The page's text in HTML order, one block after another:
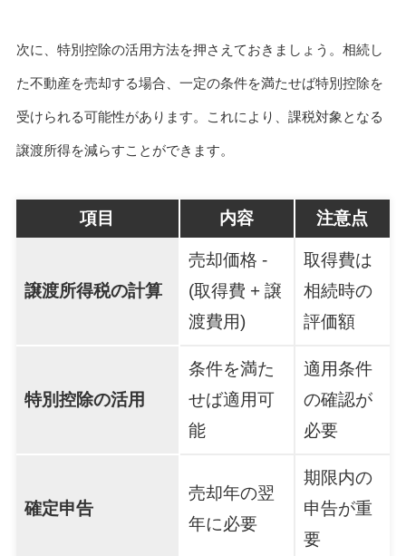
次に、特別控除の活用方法を押さえておきましょう。相続し
た不動産を売却する場合、一定の条件を満たせば特別控除を
受けられる可能性があります。これにより、課税対象となる
譲渡所得を減らすことができます。
項目 内容 注意点
譲渡所得税の計算
売却価格 -
(取得費 + 譲
渡費用)
取得費は
相続時の
評価額
特別控除の活用
条件を満た
せば適用可
能
適用条件
の確認が
必要
確定申告
売却年の翌
年に必要
期限内の
申告が重
要